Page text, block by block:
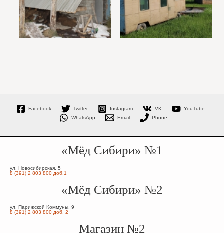
Facebook Twitter Instagram VK
YouTube
WhatsApp
Email Phone
«Мёд Сибири» №1
ул. Новосибирская, 5
8 (391) 2 803 800 доб.1
«Мёд Сибири» №2
ул. Парижской Коммуны, 9
8 (391) 2 803 800 доб. 2
Магазин №2